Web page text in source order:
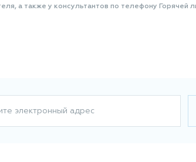
а также у консультантов по телефону
электронный адрес